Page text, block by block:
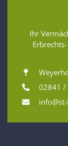
Ihr
02841 /